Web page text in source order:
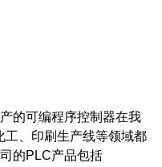
的可编程序控制器在我
工、印刷生产线等领域都
的PLC产品包括